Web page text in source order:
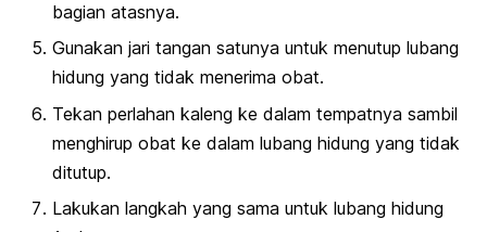
bagian atasnya.
Gunakan jari tangan satunya untuk menutup lubang
hidung yang tidak menerima obat.
Tekan perlahan kaleng ke dalam tempatnya sambil
menghirup obat ke dalam lubang hidung yang tidak
ditutup.
Lakukan langkah yang sama untuk lubang hidung